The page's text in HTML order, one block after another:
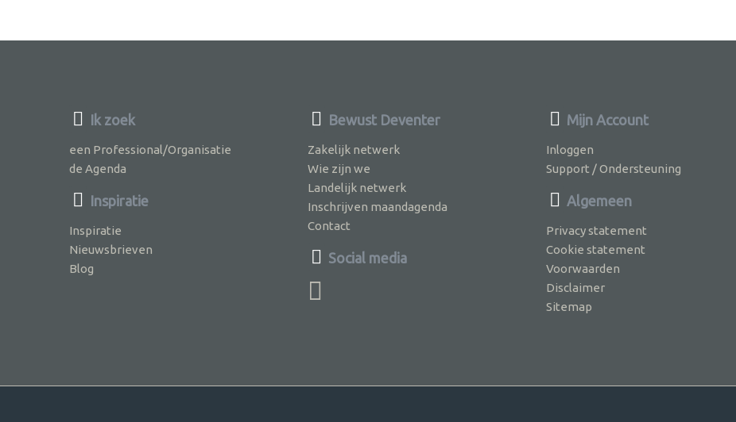
Ik zoek
een Professional/Organisatie
de Agenda
Inspiratie
Inspiratie
Nieuwsbrieven
Blog
Bewust Deventer
Zakelijk netwerk
Wie zijn we
Landelijk netwerk
Inschrijven maandagenda
Contact
Social media
Mijn Account
Inloggen
Support / Ondersteuning
Algemeen
Privacy statement
Cookie statement
Voorwaarden
Disclaimer
Sitemap